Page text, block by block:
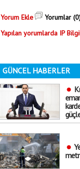
Yorum Ekle
Yorumlar
Yapılan yorumlarda IP
GÜNCEL HABERLER